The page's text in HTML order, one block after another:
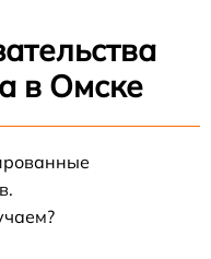
в Омске